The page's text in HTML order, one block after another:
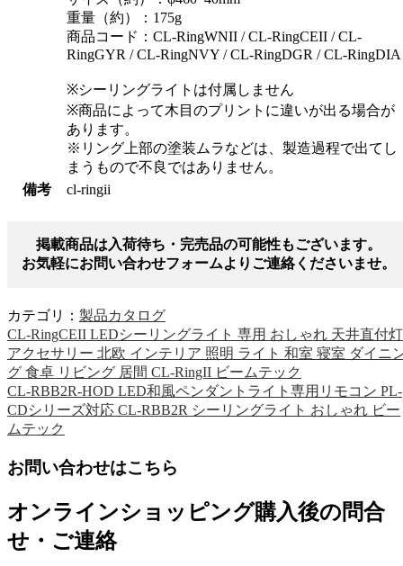
重量（約）：175g
商品コード：CL-RingWNII / CL-RingCEII / CL-
RingGYR / CL-RingNVY / CL-RingDGR / CL-RingDIA
※シーリングライトは付属しません
※商品によって木目のプリントに違いが出る場合が
あります。
※リング上部の塗装ムラなどは、製造過程で出てし
まうもので不良ではありません。
備考
cl-ringii
掲載商品は入荷待ち・完売品の可能性もございます。
お気軽にお問い合わせフォームよりご連絡くださいませ。
カテゴリ： 製品カタログ
CL-RingCEII LEDシーリングライト 専用 おしゃれ 天井直付灯
アクセサリー 北欧 インテリア 照明 ライト 和室 寝室 ダイニ
グ 食卓 リビング 居間 CL-RingII ビームテック
CL-RBB2R-HOD LED和風ペンダントライト専用リモコン PL-
CDシリーズ対応 CL-RBB2R シーリングライト おしゃれ ビー
ムテック
お問い合わせはこちら
オンラインショッピング購入後の問合
せ・ご連絡